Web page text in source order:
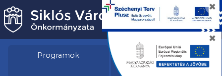
✖
✖
Programok Pályázatok